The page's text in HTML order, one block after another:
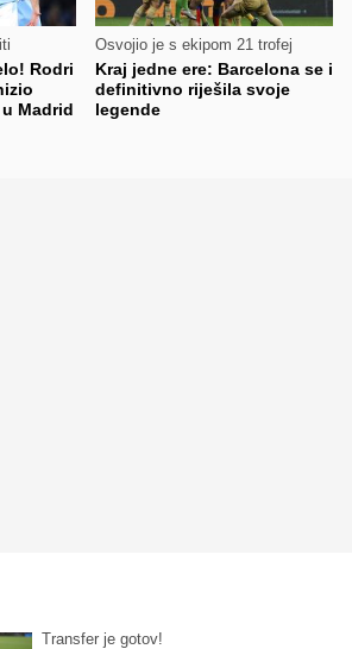
Rodri
Madrid
Osvojio je s ekipom 21 trofej
Kraj jedne ere: Barcelona se i
definitivno riješila svoje
legende
Transfer je gotov!